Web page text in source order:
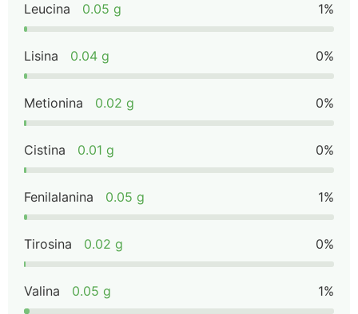
Leucina 0.05 g 1%
Lisina 0.04 g 0%
Metionina 0.02 g 0%
Cistina 0.01 g 0%
Fenilalanina 0.05 g 1%
Tirosina 0.02 g 0%
Valina 0.05 g 1%